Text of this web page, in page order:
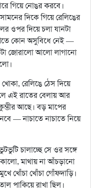
গিয়ে নোঙর করবে।
দিকে গিয়ে রেলিঙের
ওপর দিয়ে চলা যানটা
কোন অসুবিধে নেই —
জোরালো আলো লাগানো
রেলিঙে ঠেস দিয়ে
এই রাতের বেলায় আর
আছে। বড় মাপের
— নাচাতে নাচাতে নিয়ে
চালাচ্ছে সে ওর সঙ্গে
মাথায় না আঁচড়ানো
খোঁচা খোঁচা গোঁফদাড়ি।
পাকিয়ে রাখা ছিল।